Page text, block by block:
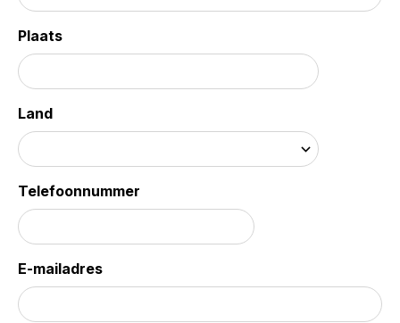
Plaats
Land
Telefoonnummer
E-mailadres